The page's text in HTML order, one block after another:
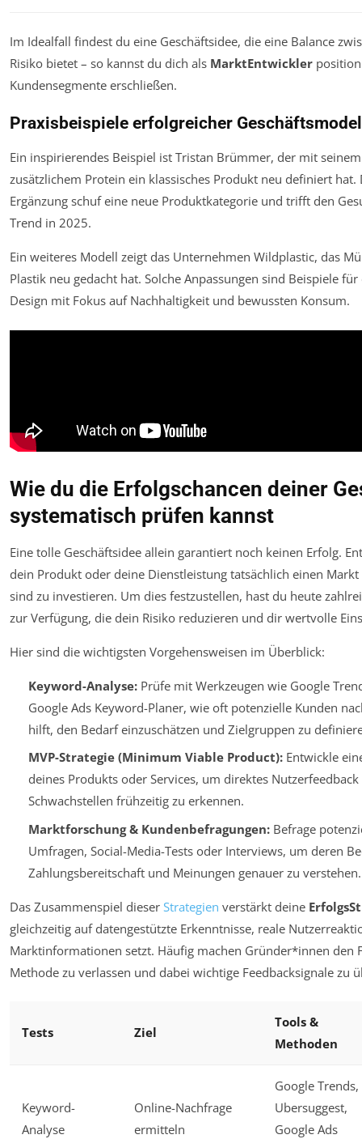
Im Idealfall findest du eine Geschäftsidee, die eine Balance
Risiko bietet – so kannst du dich als MarktEntwickler
Kundensegmente erschließen.
Praxisbeispiele erfolgreicher
Ein inspirierendes Beispiel ist Tristan Brümmer, der mit
zusätzlichem Protein ein klassisches Produkt neu definiert hat.
Ergänzung schuf eine neue Produktkategorie und trifft den
Trend in 2025.
Ein weiteres Modell zeigt das Unternehmen Wildplastic, das
Plastik neu gedacht hat. Solche Anpassungen sind Beispiele
Design mit Fokus auf Nachhaltigkeit und bewussten Konsum.
Wie du die Erfolgschancen deiner
systematisch prüfen kannst
Eine tolle Geschäftsidee allein garantiert noch keinen Erfolg.
dein Produkt oder deine Dienstleistung tatsächlich einen
sind zu investieren. Um dies festzustellen, hast du heute
zur Verfügung, die dein Risiko reduzieren und dir wertvolle
Hier sind die wichtigsten Vorgehensweisen im Überblick:
Keyword-Analyse:Prüfe mit Werkzeugen wie Google
Google Ads Keyword-Planer, wie oft potenzielle Kunden
hilft, den Bedarf einzuschätzen und Zielgruppen zu
MVP-Strategie (Minimum Viable Product):Entwickle
deines Produkts oder Services, um direktes
Schwachstellen frühzeitig zu erkennen.
Marktforschung & Kundenbefragungen:Befrage
Umfragen, Social-Media-Tests oder Interviews, um deren
Zahlungsbereitschaft und Meinungen genauer zu verstehen.
Das Zusammenspiel dieser Strategien verstärkt deine
gleichzeitig auf datengestützte Erkenntnisse, reale
Marktinformationen setzt. Häufig machen Gründer*innen den
Methode zu verlassen und dabei wichtige Feedbacksignale zu
Tests Ziel
Tools &
Methoden
Keyword-
Analyse
Online-Nachfrage
ermitteln
Google Trends,
Ubersuggest,
Google Ads